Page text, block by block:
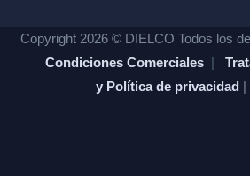
Copyright 2026 © DIELCO Todos los
Condiciones Comerciales |
y Política de privacidad |